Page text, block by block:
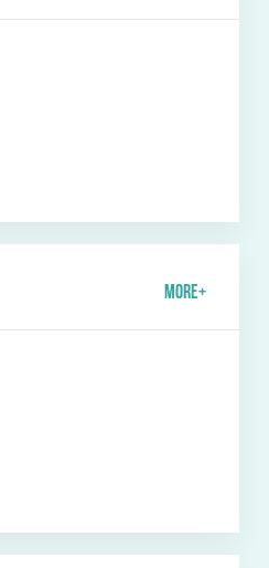
MORE+